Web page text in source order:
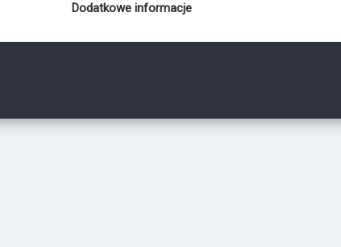
Dodatkowe informacje